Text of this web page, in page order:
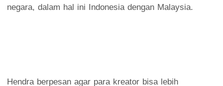
negara, dalam hal ini Indonesia dengan Malaysia.
Hendra berpesan agar para kreator bisa lebih